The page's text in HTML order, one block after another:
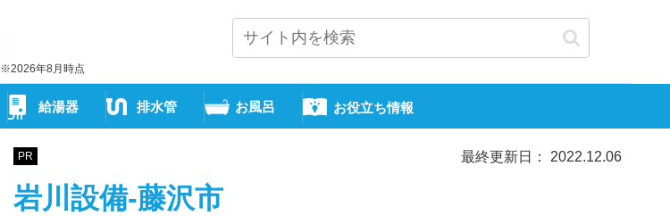
※2026年8月時点
給湯器 排水管 お風呂 お役立ち情報
PR 最終更新日： 2022.12.06
岩川設備-藤沢市